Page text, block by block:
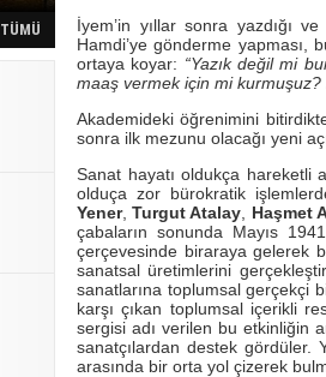
TÜMÜ
İyem’in yıllar sonra yazdığı
Hamdi’ye gönderme yapması,
ortaya koyar: “Yazık değil mi
maaş vermek için mi kurmuşuz?
Akademideki öğrenimini
sonra ilk mezunu olacağı yeni
Sanat hayatı oldukça hareketli
olduça zor bürokratik
Yener,Turgut Atalay Haşmet
çabaların sonunda Mayıs
çerçevesinde biraraya gelerek
sanatsal üretimlerini
sanatlarına toplumsal gerçekçi
karşı çıkan toplumsal içerikli
sergisi adı verilen bu etkinliğin
sanatçılardan destek gördüler.
arasında bir orta yol çizerek